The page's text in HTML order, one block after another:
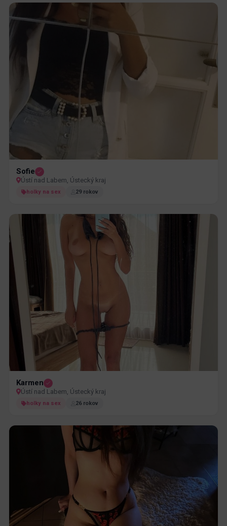
Sofie
Ústí nad Labem, Ústecký kraj
holky na sex 29 rokov
Karmen
Ústí nad Labem, Ústecký kraj
holky na sex 26 rokov